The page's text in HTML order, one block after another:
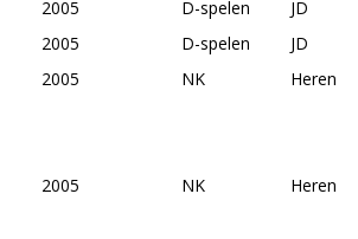
2005 D-spelen JD
2005
D-spelen JD
2005
NK Heren
2005 NK Heren